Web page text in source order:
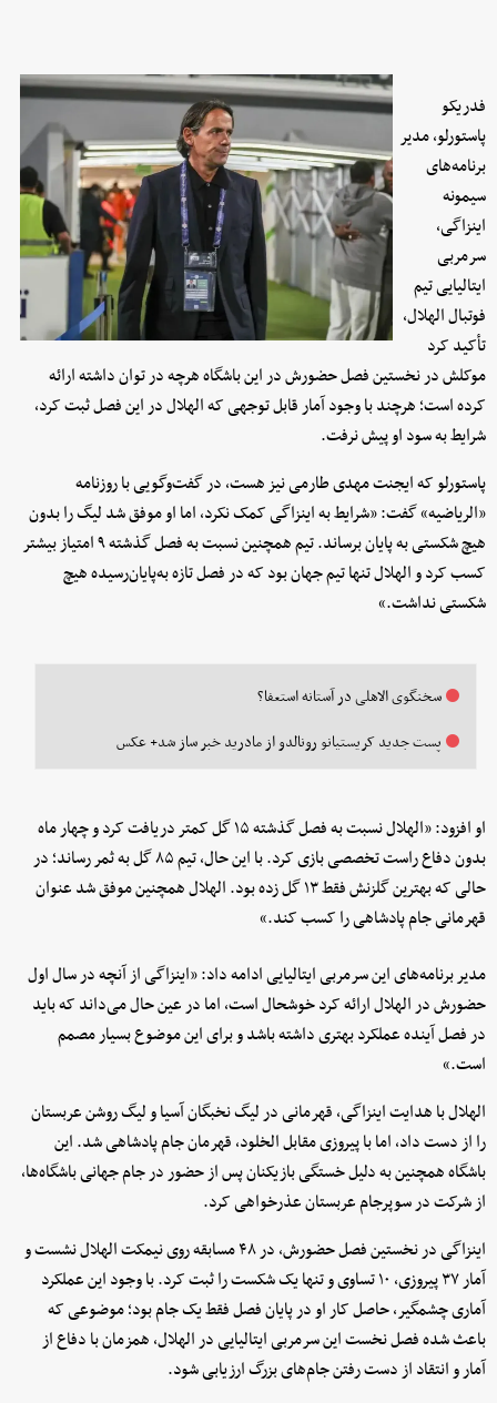
فدریکو
پاستورلو، مدیر
برنامه‌های
سیمونه
اینزاگی،
سرمربی
ایتالیایی تیم
فوتبال الهلال،
تأکید کرد
موکلش در نخستین فصل حضورش در این باشگاه هرچه در توان داشته ارائه
کرده است؛ هرچند با وجود آمار قابل توجهی که الهلال در این فصل ثبت کرد،
شرایط به سود او پیش نرفت.
پاستورلو که ایجنت مهدی طارمی نیز هست، در گفت‌وگویی با روزنامه
«الریاضیه» گفت: «شرایط به اینزاگی کمک نکرد، اما او موفق شد لیگ را بدون
هیچ شکستی به پایان برساند. تیم همچنین نسبت به فصل گذشته ۹ امتیاز بیشتر
کسب کرد و الهلال تنها تیم جهان بود که در فصل تازه به‌پایان‌رسیده هیچ
شکستی نداشت.»
سخنگوی الاهلی در آستانه استعفا؟
پست جدید کریستیانو رونالدو از مادرید خبر ساز شد+ عکس
او افزود: «الهلال نسبت به فصل گذشته ۱۵ گل کمتر دریافت کرد و چهار ماه
بدون دفاع راست تخصصی بازی کرد. با این حال، تیم ۸۵ گل به ثمر رساند؛ در
حالی که بهترین گلزنش فقط ۱۳ گل زده بود. الهلال همچنین موفق شد عنوان
قهرمانی جام پادشاهی را کسب کند.»
مدیر برنامه‌های این سرمربی ایتالیایی ادامه داد: «اینزاگی از آنچه در سال اول
حضورش در الهلال ارائه کرد خوشحال است، اما در عین حال می‌داند که باید
در فصل آینده عملکرد بهتری داشته باشد و برای این موضوع بسیار مصمم
است.»
الهلال با هدایت اینزاگی، قهرمانی در لیگ نخبگان آسیا و لیگ روشن عربستان
را از دست داد، اما با پیروزی مقابل الخلود، قهرمان جام پادشاهی شد. این
باشگاه همچنین به دلیل خستگی بازیکنان پس از حضور در جام جهانی باشگاه‌ها،
از شرکت در سوپرجام عربستان عذرخواهی کرد.
اینزاگی در نخستین فصل حضورش، در ۴۸ مسابقه روی نیمکت الهلال نشست و
آمار ۳۷ پیروزی، ۱۰ تساوی و تنها یک شکست را ثبت کرد. با وجود این عملکرد
آماری چشمگیر، حاصل کار او در پایان فصل فقط یک جام بود؛ موضوعی که
باعث شده فصل نخست این سرمربی ایتالیایی در الهلال، همزمان با دفاع از
آمار و انتقاد از دست رفتن جام‌های بزرگ ارزیابی شود.